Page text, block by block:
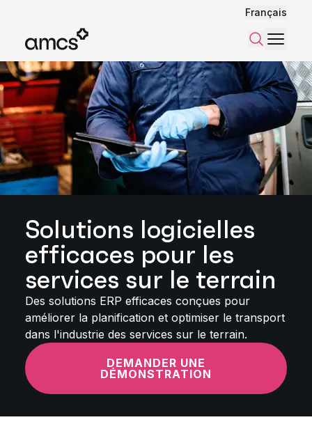
Français
Menu
Solutions logicielles
efficaces pour les
services sur le terrain
Des solutions ERP efficaces conçues pour
améliorer la planification et optimiser le transport
dans l'industrie des services sur le terrain.
DEMANDER UNE
DÉMONSTRATION